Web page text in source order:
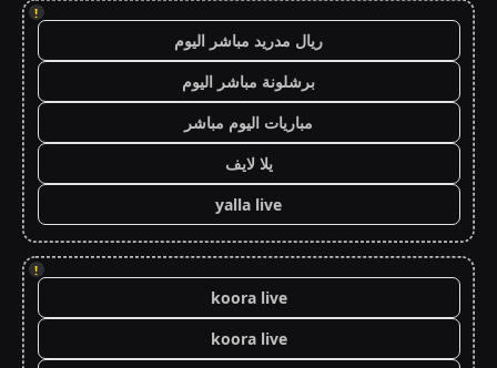
!
ريال مدريد مباشر اليوم
برشلونة مباشر اليوم
مباريات اليوم مباشر
يلا لايف
yalla live
!
koora live
koora live